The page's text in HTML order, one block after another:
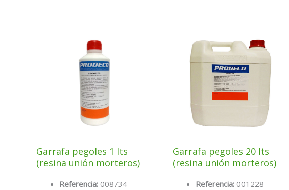
1,2Kg
Garrafa pegoles 1 lts
(resina unión morteros)
Referencia: 008734
Garrafa pegoles 20 lts
(resina unión morteros)
Referencia:001228